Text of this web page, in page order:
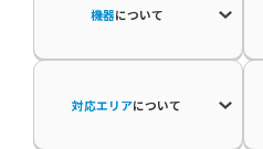
機器について
対応エリアについて